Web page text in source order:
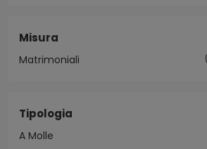
Misura
Matrimoniali
Tipologia
A Molle